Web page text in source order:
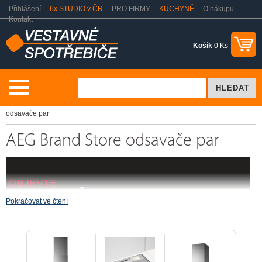
Přihlášení 6x STUDIO v ČR PRO FIRMY KUCHYNĚ
O nákupu
Kontakt
Košík 0 Ks
odsavače par
AEG Brand Store odsavače par
OBJEVTE
ODSAVAČE PAR
Pokračovat ve čtení